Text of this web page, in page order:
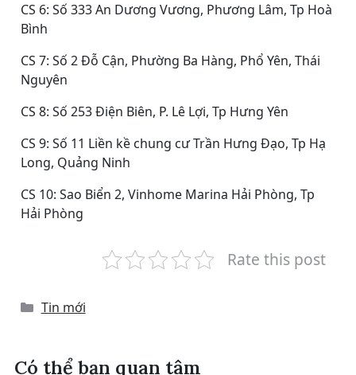
CS 6: Số 333 An Dương Vương, Phương Lâm, Tp Hoà
Bình
CS 7: Số 2 Đỗ Cận, Phường Ba Hàng, Phổ Yên, Thái
Nguyên
CS 8: Số 253 Điện Biên, P. Lê Lợi, Tp Hưng Yên
CS 9: Số 11 Liền kề chung cư Trần Hưng Đạo, Tp Hạ
Long, Quảng Ninh
CS 10: Sao Biển 2, Vinhome Marina Hải Phòng, Tp
Hải Phòng
Rate this post
Categories
Tin mới
Có thể bạn quan tâm